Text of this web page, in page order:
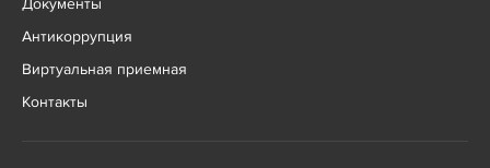
Антикоррупция
Виртуальная приемная
Контакты